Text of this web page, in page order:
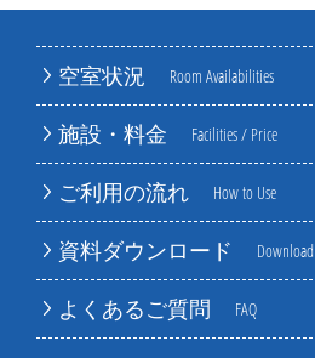
空室状況 Room Availabilities
施設・料金 Facilities / Price
ご利用の流れ How to Use
資料ダウンロード Download
よくあるご質問 FAQ